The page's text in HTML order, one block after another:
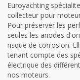
Euroyachting
collecteur pour
Pour préserver les
seules les anodes
risque de corrosion.
tenant compte des
électrique des
nos moteurs.